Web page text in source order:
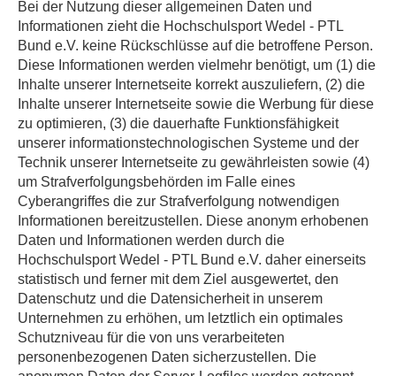
Bei der Nutzung dieser allgemeinen Daten und
Informationen zieht die Hochschulsport Wedel - PTL
Bund e.V. keine Rückschlüsse auf die betroffene Person.
Diese Informationen werden vielmehr benötigt, um (1) die
Inhalte unserer Internetseite korrekt auszuliefern, (2) die
Inhalte unserer Internetseite sowie die Werbung für diese
zu optimieren, (3) die dauerhafte Funktionsfähigkeit
unserer informationstechnologischen Systeme und der
Technik unserer Internetseite zu gewährleisten sowie (4)
um Strafverfolgungsbehörden im Falle eines
Cyberangriffes die zur Strafverfolgung notwendigen
Informationen bereitzustellen. Diese anonym erhobenen
Daten und Informationen werden durch die
Hochschulsport Wedel - PTL Bund e.V. daher einerseits
statistisch und ferner mit dem Ziel ausgewertet, den
Datenschutz und die Datensicherheit in unserem
Unternehmen zu erhöhen, um letztlich ein optimales
Schutzniveau für die von uns verarbeiteten
personenbezogenen Daten sicherzustellen. Die